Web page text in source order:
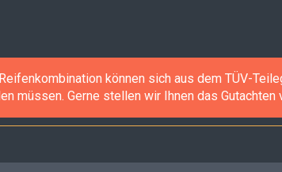
können sich aus dem TÜV-
müssen. Gerne stellen wir Ihnen das